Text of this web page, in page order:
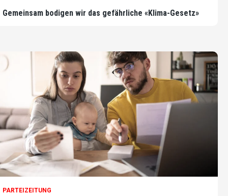
Gemeinsam bodigen wir das gefährliche «Klima-Gesetz»
PARTEIZEITUNG